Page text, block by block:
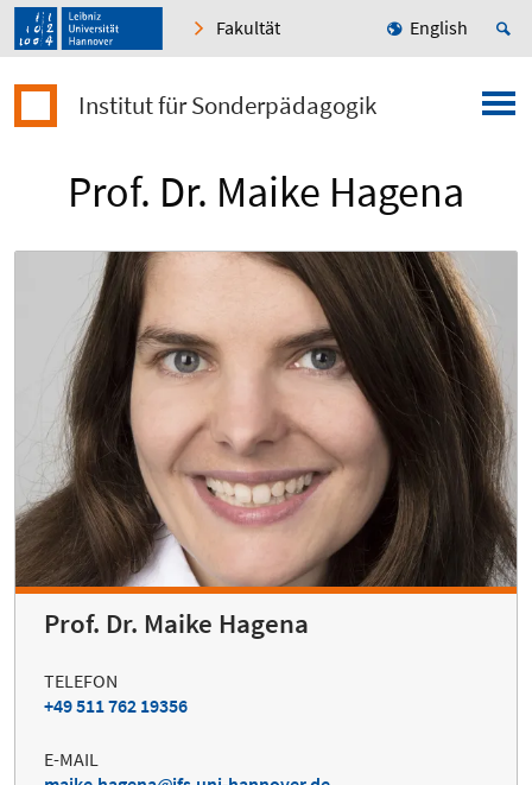
Fakultät English
Institut für Sonderpädagogik
Prof. Dr. Maike Hagena
Prof. Dr. Maike Hagena
TELEFON
+49 511 762 19356
E-MAIL